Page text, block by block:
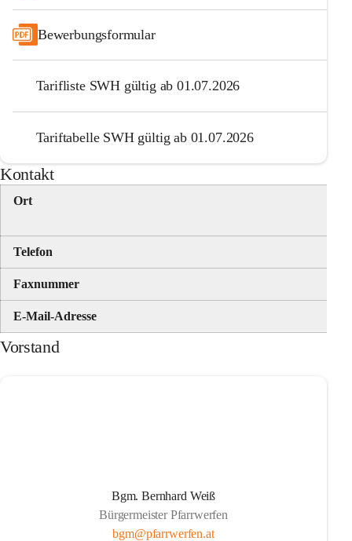
Bewerbungsformular
Tarifliste SWH gültig ab 01.07.2026
Tariftabelle SWH gültig ab 01.07.2026
Kontakt
Ort
Telefon
Faxnummer
E-Mail-Adresse
Vorstand
Bgm. Bernhard Weiß
Bürgermeister Pfarrwerfen
bgm@pfarrwerfen.at